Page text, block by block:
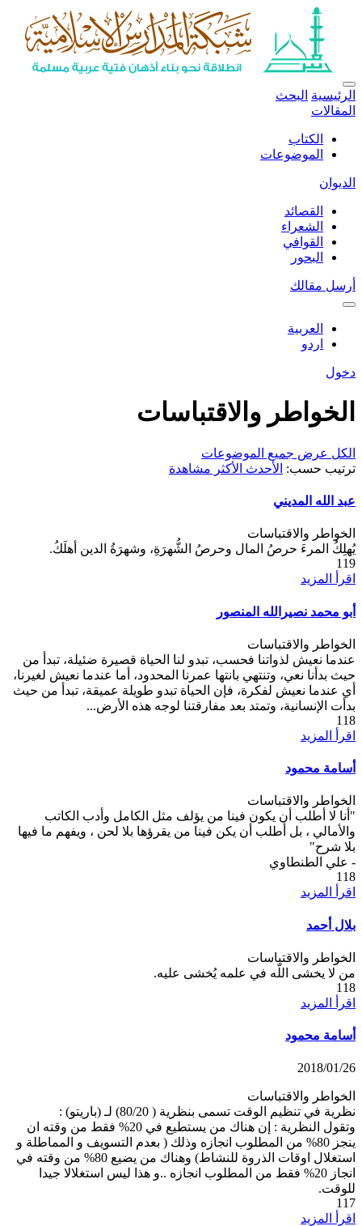
الرئيسية البحث
المقالات
الكتاب
الموضوعات
الديوان
القصائد
الشعراء
القوافي
البحور
أرسل مقالك
العربية
اردو
دخول
الخواطر والاقتباسات
الكل عرض جميع الموضوعات
ترتيب حسب: الأحدث الأكثر مشاهدة
عبد الله المديني
الخواطر والاقتباسات
يُهلِكُ المرءَ حرصُ المال وحرصُ الشُّهرَةِ، وشهرَةُ الدين أهلَكُ.
119
اقرأ المزيد
أبو محمد نصيرالله المنصور
الخواطر والاقتباسات
عندما نعيش لذواتنا فحسب، تبدو لنا الحياة قصيرة ضئيلة، تبدأ من
حيث بدأنا نعي، وتنتهي بانتها عمرنا المحدود، أما عندما نعيش لغيرنا،
أي عندما نعيش لفكرة، فإن الحياة تبدو طويلة عميقة، تبدأ من حيث
بدأت الإنسانية، وتمتد بعد مفارقتنا لوجه هذه الأرض...
118
اقرأ المزيد
أسامة محمود
الخواطر والاقتباسات
"أنا لا أطلب أن يكون فينا من يؤلف مثل الكامل وأدب الكاتب
والأمالي ، بل أطلب أن يكن فينا من يقرؤها بلا لحن ، ويفهم ما فيها
بلا شرح"
- علي الطنطاوي
118
اقرأ المزيد
بلال أحمد
الخواطر والاقتباسات
من لا يخشى اللّه في علمه يُخشى عليه.
118
اقرأ المزيد
أسامة محمود
2018/01/26
الخواطر والاقتباسات
نظرية في تنظيم الوقت تسمى بنظرية ( 80/20) لـ (باريتو) :
وتقول النظرية : إن هناك من يستطيع في 20% فقط من وقته ان
ينجز 80% من المطلوب انجازه وذلك ( بعدم التسويف و المماطلة و
استغلال اوقات الذروة للنشاط) وهناك من يضيع 80% من وقته في
انجاز 20% فقط من المطلوب انجازه ..و هذا ليس استغلالا جيدا
للوقت.
117
اقرأ المزيد